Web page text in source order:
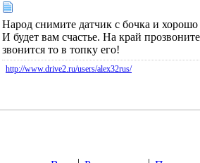
Народ снимите датчик с бочка и хорошо
И будет вам счастье. На край
звонится то в топку его!
http://www.drive2.ru/users/alex32rus/